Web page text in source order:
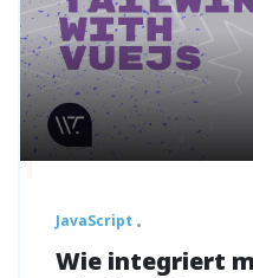
JavaScript
Wie integriert